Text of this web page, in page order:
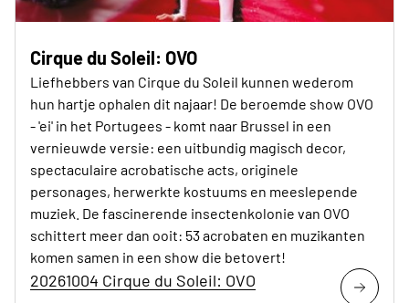
Cirque du Soleil: OVO
Liefhebbers van Cirque du Soleil kunnen wederom
hun hartje ophalen dit najaar! De beroemde show OVO
- 'ei' in het Portugees - komt naar Brussel in een
vernieuwde versie: een uitbundig magisch decor,
spectaculaire acrobatische acts, originele
personages, herwerkte kostuums en meeslepende
muziek. De fascinerende insectenkolonie van OVO
schittert meer dan ooit: 53 acrobaten en muzikanten
komen samen in een show die betovert!
20261004 Cirque du Soleil: OVO